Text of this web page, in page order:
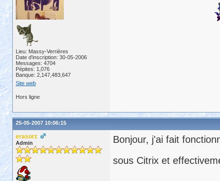
Lieu: Massy-Verrières
Date d'inscription: 30-05-2006
Messages: 4704
Pépites: 1,076
Banque: 2,147,483,647
Site web
Hors ligne
25-05-2007 10:06:15
erasorz
Admin
Bonjour, j'ai fait
sous Citrix et